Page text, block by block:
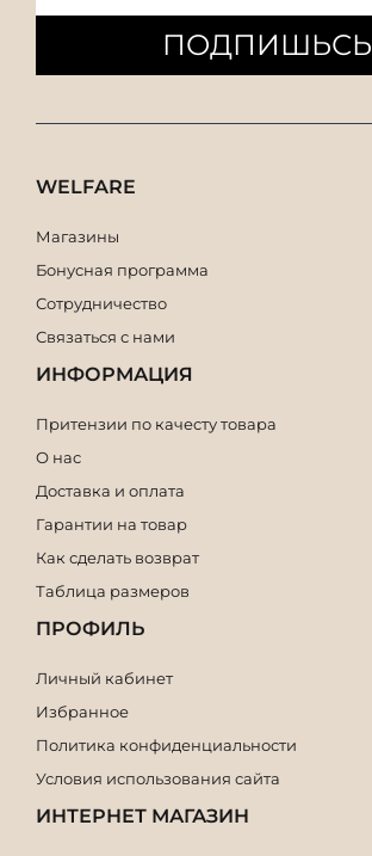
ПОДПИШЬСЬ
WELFARE
Магазины
Бонусная программа
Сотрудничество
Связаться с нами
ИНФОРМАЦИЯ
Притензии по качесту товара
О нас
Доставка и оплата
Гарантии на товар
Как сделать возврат
Таблица размеров
ПРОФИЛЬ
Личный кабинет
Избранное
Политика конфиденциальности
Условия использования сайта
ИНТЕРНЕТ МАГАЗИН